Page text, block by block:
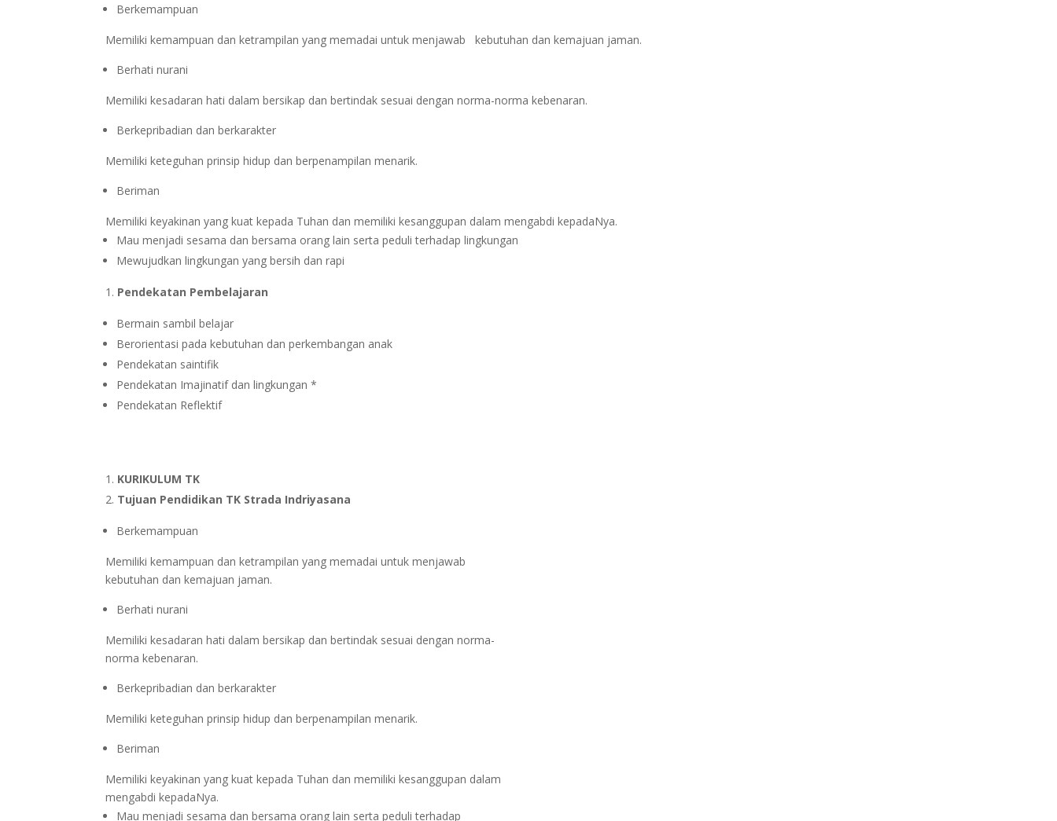
Berkemampuan
Memiliki kemampuan dan ketrampilan yang memadai untuk menjawab kebutuhan dan kemajuan jaman.
Berhati nurani
Memiliki kesadaran hati dalam bersikap dan bertindak sesuai dengan norma-norma kebenaran.
Berkepribadian dan berkarakter
Memiliki keteguhan prinsip hidup dan berpenampilan menarik.
Beriman
Memiliki keyakinan yang kuat kepada Tuhan dan memiliki kesanggupan dalam mengabdi kepadaNya.
Mau menjadi sesama dan bersama orang lain serta peduli terhadap lingkungan
Mewujudkan lingkungan yang bersih dan rapi
Pendekatan Pembelajaran
Bermain sambil belajar
Berorientasi pada kebutuhan dan perkembangan anak
Pendekatan saintifik
Pendekatan Imajinatif dan lingkungan *
Pendekatan Reflektif
KURIKULUM TK
Tujuan Pendidikan TK Strada Indriyasana
Berkemampuan
Memiliki kemampuan dan ketrampilan yang memadai untuk menjawab
kebutuhan dan kemajuan jaman.
Berhati nurani
Memiliki kesadaran hati dalam bersikap dan bertindak sesuai dengan norma-
norma kebenaran.
Berkepribadian dan berkarakter
Memiliki keteguhan prinsip hidup dan berpenampilan menarik.
Beriman
Memiliki keyakinan yang kuat kepada Tuhan dan memiliki kesanggupan dalam
mengabdi kepadaNya.
Mau menjadi sesama dan bersama orang lain serta peduli terhadap